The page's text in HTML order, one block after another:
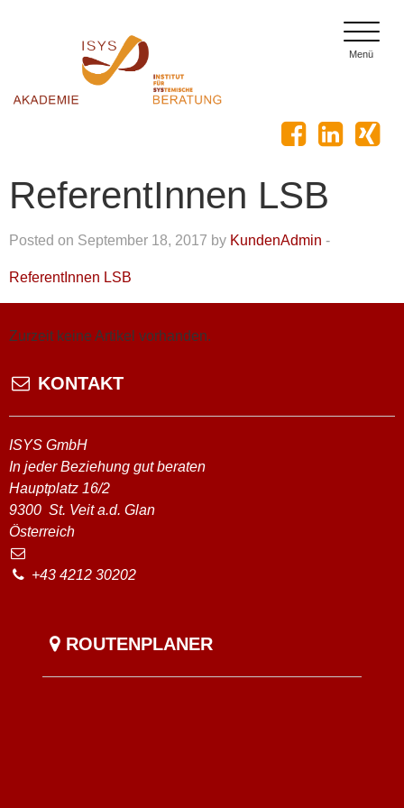
toggle
menu
Menü
ReferentInnen LSB
Posted on September 18, 2017 by KundenAdmin -
ReferentInnen LSB
Zurzeit keine Artikel vorhanden.
KONTAKT
ISYS GmbH
In jeder Beziehung gut beraten
Hauptplatz 16/2
9300 St. Veit a.d. Glan
Österreich
+43 4212 30202
ROUTENPLANER